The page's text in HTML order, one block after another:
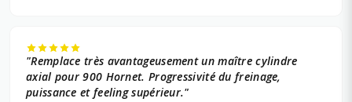
"Remplace très avantageusement un maître cylindre
axial pour 900 Hornet. Progressivité du freinage,
puissance et feeling supérieur."